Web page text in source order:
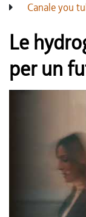
Canale you
Le
per un